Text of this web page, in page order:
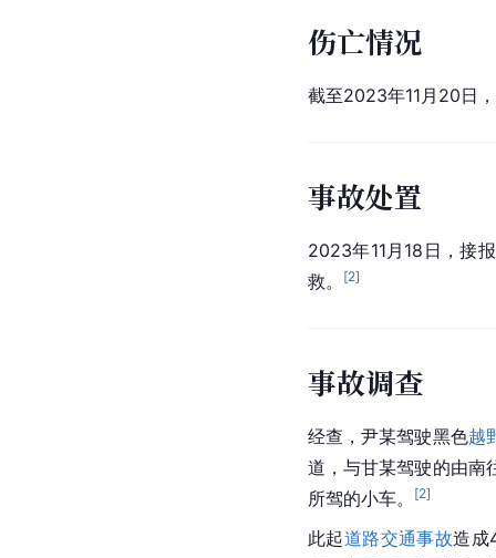
伤亡情况
截至2023年11月20日
事故处置
2023年11月18日，接
救。
[2]
事故调查
经查，尹某驾驶黑色越
道，与甘某驾驶的由南
所驾的小车。
[2]
此起道路交通事故造成